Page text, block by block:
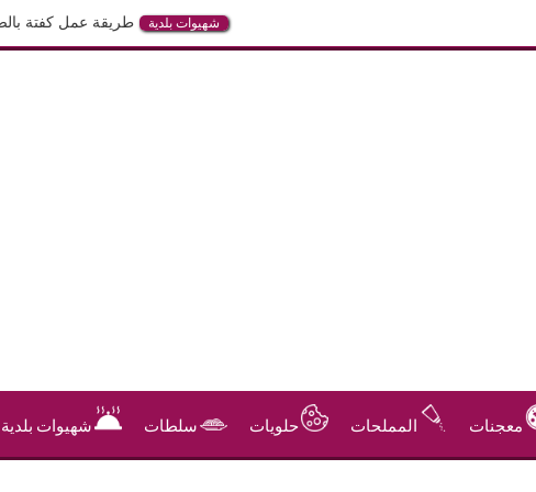
شهيوات بلدية طريقة عمل كفتة بالصلصة في
معجنات المملحات حلويات سلطات شهيوات بلدية